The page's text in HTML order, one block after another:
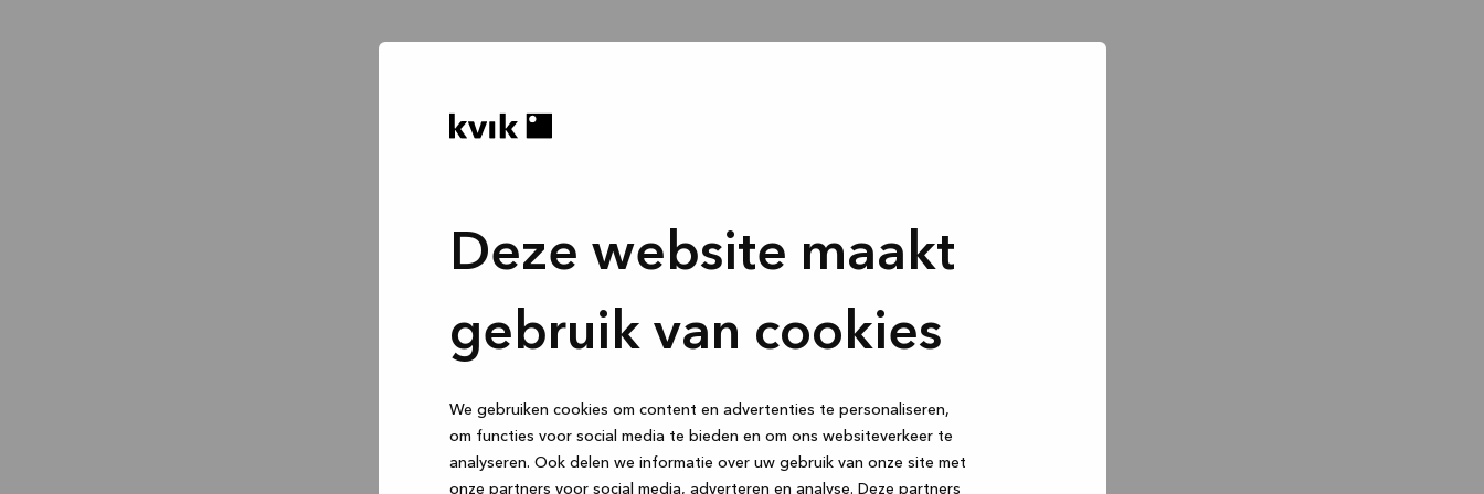
Deze website maakt
gebruik van cookies
We gebruiken cookies om content en advertenties te personaliseren,
om functies voor social media te bieden en om ons websiteverkeer te
analyseren. Ook delen we informatie over uw gebruik van onze site met
onze partners voor social media, adverteren en analyse. Deze partners